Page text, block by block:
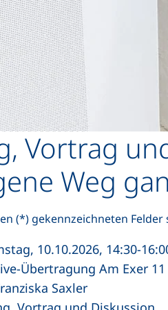
Vortrag
Weg
(*) gekennzeichneten
10.10.2026, 14:30-
Übertragung Am Exer
Saxler